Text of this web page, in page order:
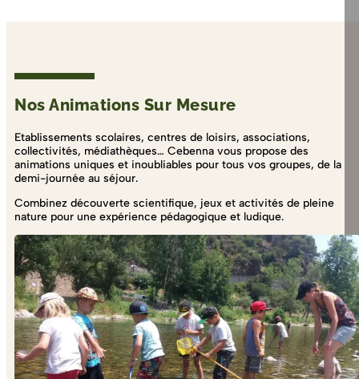
Nos Animations Sur Mesure
Etablissements scolaires, centres de loisirs, associations,
collectivités, médiathèques… Cebenna vous propose des
animations uniques et inoubliables pour tous vos groupes, de la
demi-journée au séjour.
Combinez découverte scientifique, jeux et activités de pleine
nature pour une expérience pédagogique et ludique.